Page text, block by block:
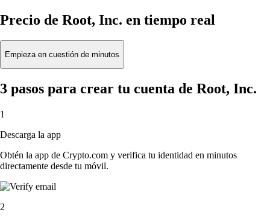
Precio de Root, Inc. en tiempo real
Empieza en cuestión de minutos
3 pasos para crear tu cuenta de Root, Inc.
1
Descarga la app
Obtén la app de Crypto.com y verifica tu identidad en minutos
directamente desde tu móvil.
2